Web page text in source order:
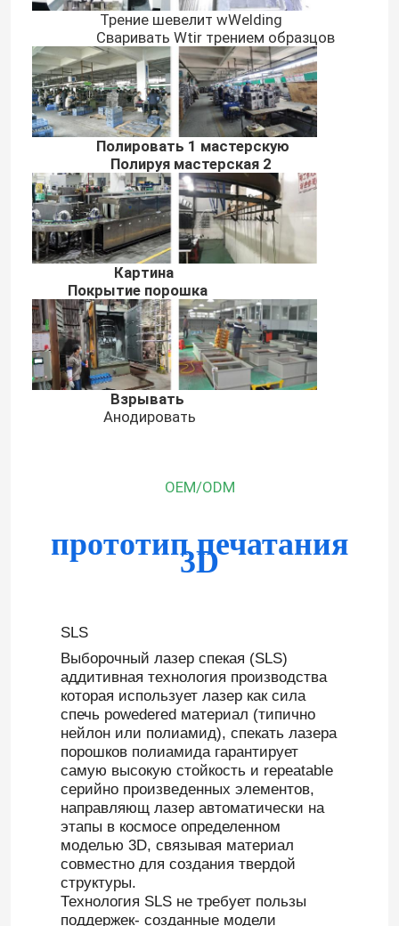
Главная страница
Продукция
О Компании
Наша фабрика
контроль качества
контактные данные
Новости
Алюминиевая заливка формы
Части CNC поворачивая
Части CNC филируя
Изготовленные на заказ электронные приложения
Изготовленные на заказ пластиковые части
Пластиковые прессформы впрыски
прессформа заливки формы
Автозапчасти заливки формы
Трение шевелит wWelding
Сваривать Wtir трением образцов
Полировать 1 мастерскую
Полируя мастерская 2
Картина
Покрытие порошка
Взрывать
Анодировать
OEM/ODM
прототип печатания
3D
SLS
Выборочный лазер спекая (SLS)
аддитивная технология производства
которая использует лазер как сила
спечь powedered материал (типично
нейлон или полиамид), спекать лазера
порошков полиамида гарантирует
самую высокую стойкость и repeatable
серийно произведенных элементов,
направляющ лазер автоматически на
этапы в космосе определенном
моделью 3D, связывая материал
совместно для создания твердой
структуры.
Технология SLS не требует пользы
поддержек- созданные модели